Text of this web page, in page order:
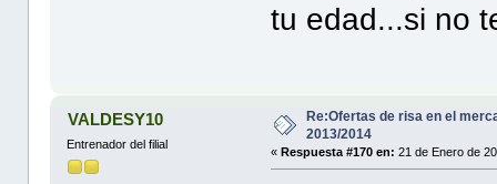
tu edad...si no
VALDESY10
Entrenador del filial
Re:Ofertas de risa en el
2013/2014
«Respuesta #170 en: 21 de Enero de